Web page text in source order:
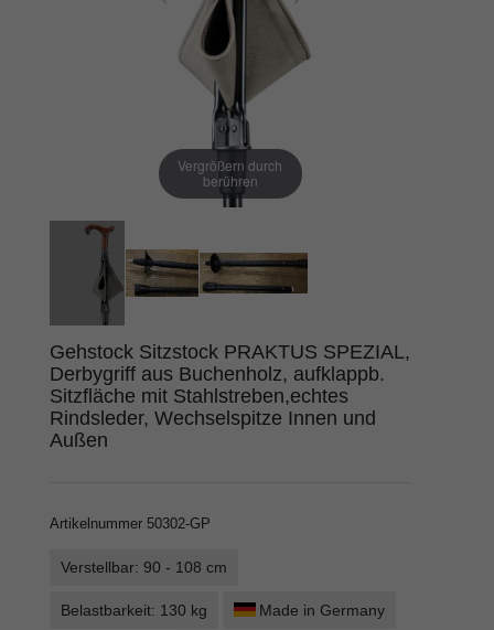
Vergrößern durch
berühren
Gehstock Sitzstock PRAKTUS SPEZIAL,
Derbygriff aus Buchenholz, aufklappb.
Sitzfläche mit Stahlstreben,echtes
Rindsleder, Wechselspitze Innen und
Außen
Artikelnummer 50302-GP
Verstellbar: 90 - 108 cm
Belastbarkeit: 130 kg Made in Germany